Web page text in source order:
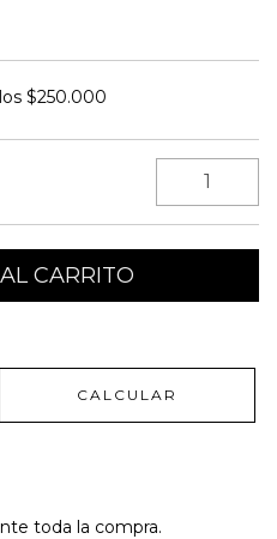
$250.000
CALCULAR
toda la compra.